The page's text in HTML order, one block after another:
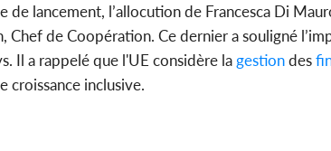
de lancement, l’allocution de Francesca Di
Chef de Coopération. Ce dernier a souligné
Il a rappelé que l'UE considère lagestiondes
croissance inclusive.